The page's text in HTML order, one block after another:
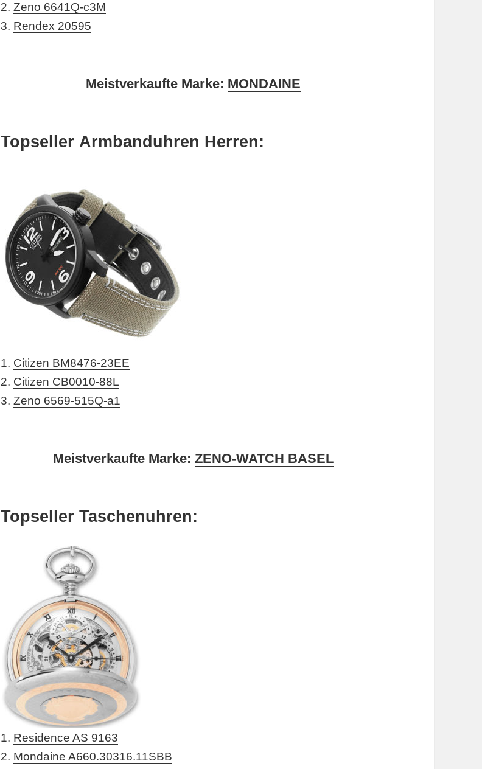
2.Zeno 6641Q-c3M
3. Rendex 20595
Meistverkaufte Marke: MONDAINE
Topseller Armbanduhren Herren:
1. Citizen BM8476-23EE
2. Citizen CB0010-88L
3.Zeno 6569-515Q-a1
Meistverkaufte Marke:ZENO-WATCH BASEL
Topseller Taschenuhren:
1. Residence AS 9163
2. Mondaine A660.30316.11SBB